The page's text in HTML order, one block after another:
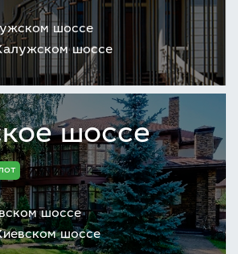
шоссе
шоссе
шоссе
шоссе
шоссе